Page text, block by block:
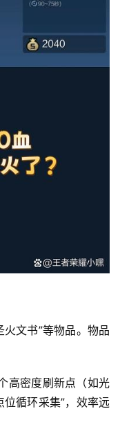
文书”等物品。物品
高密度刷新点（如光
循环采集”，效率远